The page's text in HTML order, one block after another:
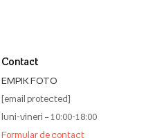
Contact
EMPIK FOTO
[email protected]
luni-vineri – 10:00-18:00
Formular de contact